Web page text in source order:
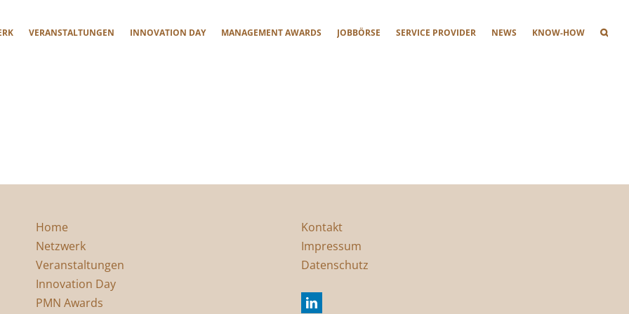
VERANSTALTUNGEN INNOVATION DAY MANAGEMENT AWARDS JOBBÖRSE SERVICE PROVIDER NEWS KNOW-HOW
Home
Netzwerk
Veranstaltungen
Innovation Day
PMN Awards
Kontakt
Impressum
Datenschutz